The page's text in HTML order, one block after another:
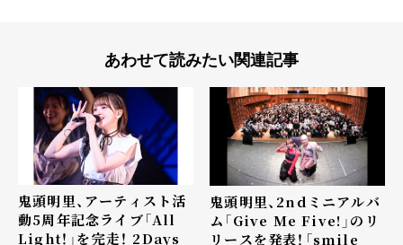
あわせて読みたい関連記事
鬼頭明里、アーティスト活
動5周年記念ライブ「All
Light！」を完走！ 2Days
鬼頭明里、2ndミニアルバ
ム「Give Me Five!」のリ
リースを発表！「smile